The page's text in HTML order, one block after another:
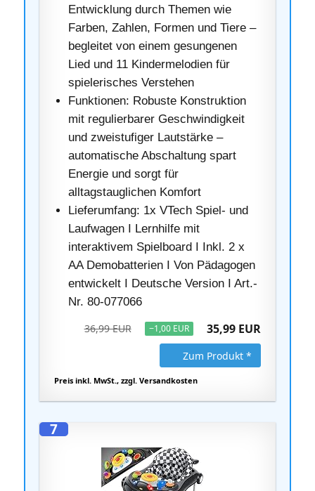
Entwicklung durch Themen wie
Farben, Zahlen, Formen und Tiere –
begleitet von einem gesungenen
Lied und 11 Kindermelodien für
spielerisches Verstehen
Funktionen: Robuste Konstruktion
mit regulierbarer Geschwindigkeit
und zweistufiger Lautstärke –
automatische Abschaltung spart
Energie und sorgt für
alltagstauglichen Komfort
Lieferumfang: 1x VTech Spiel- und
Laufwagen I Lernhilfe mit
interaktivem Spielboard I Inkl. 2 x
AA Demobatterien I Von Pädagogen
entwickelt I Deutsche Version I Art.-
Nr. 80-077066
36,99 EUR −1,00 EUR 35,99 EUR
Zum Produkt *
Preis inkl. MwSt., zzgl. Versandkosten
7